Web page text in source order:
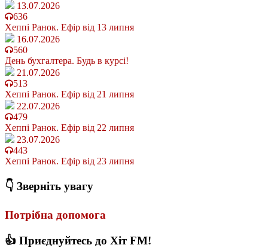
13.07.2026
636
Хеппі Ранок. Ефір від 13 липня
16.07.2026
560
День бухгалтера. Будь в курсі!
21.07.2026
513
Хеппі Ранок. Ефір від 21 липня
22.07.2026
479
Хеппі Ранок. Ефір від 22 липня
23.07.2026
443
Хеппі Ранок. Ефір від 23 липня
👇 Зверніть увагу
Потрібна допомога
👍 Приєднуйтесь до Хіт FM!